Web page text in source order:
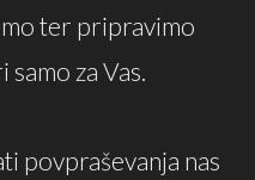
ter pripravimo
za Vas.
povpraševanja nas